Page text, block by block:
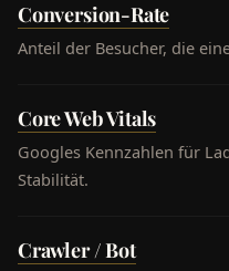
Conversion-Rate
Anteil der Besucher, die
Core Web Vitals
Googles Kennzahlen für
Stabilität.
Crawler / Bot